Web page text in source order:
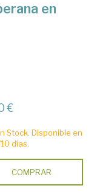
en
€
Stock. Disponible en
días.
COMPRAR